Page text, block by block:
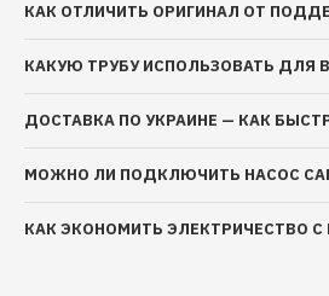
КАК ОТЛИЧИТЬ ОРИГИНАЛ ОТ
КАКУЮ ТРУБУ ИСПОЛЬЗОВАТЬ ДЛЯ
ДОСТАВКА ПО УКРАИНЕ — КАК
МОЖНО ЛИ ПОДКЛЮЧИТЬ НАСОС
КАК ЭКОНОМИТЬ ЭЛЕКТРИЧЕСТВО